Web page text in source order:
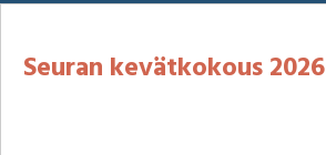
Seuran kevätkokous 2026